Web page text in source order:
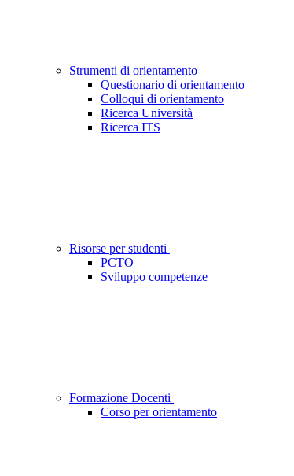
Strumenti di orientamento
Questionario di orientamento
Colloqui di orientamento
Ricerca Università
Ricerca ITS
Risorse per studenti
PCTO
Sviluppo competenze
Formazione Docenti
Corso per orientamento